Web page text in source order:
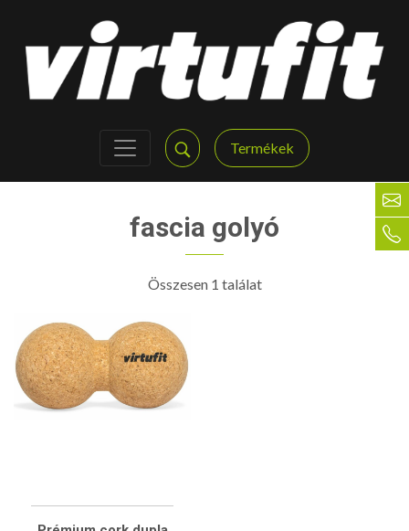
Termékek
fascia golyó
Összesen 1 találat